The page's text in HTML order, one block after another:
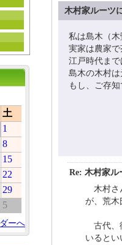
木村家ルーツ
私は島木（
実家は農家
江戸時代ま
島木の木村
もし、ご存
Re: 木村家ル
木村さ
が、荒木
古代、
いると
土
1
8
15
22
29
5
ーへ